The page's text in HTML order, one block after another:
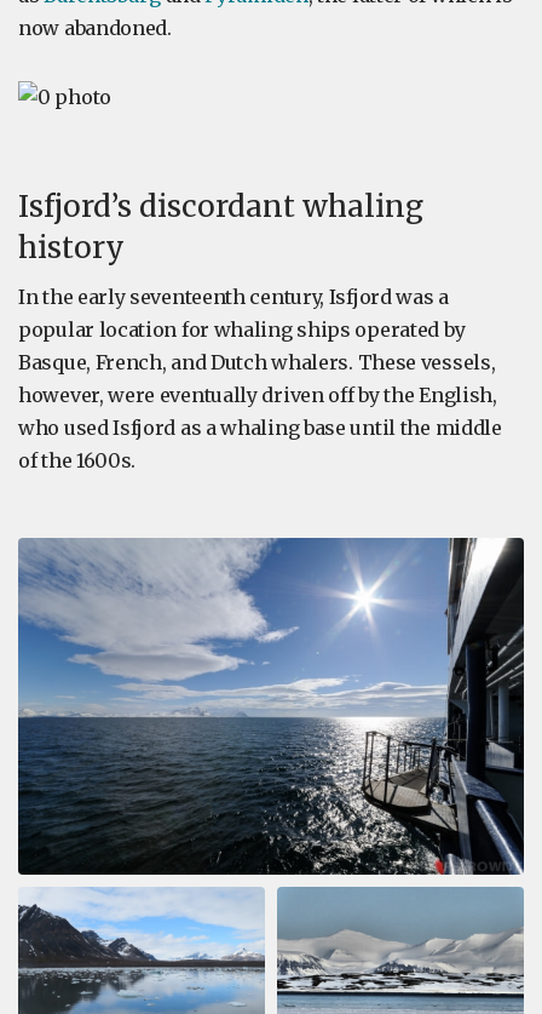
now abandoned.
Isfjord’s discordant whaling
history
In the early seventeenth century, Isfjord was a
popular location for whaling ships operated by
Basque, French, and Dutch whalers. These vessels,
however, were eventually driven off by the English,
who used Isfjord as a whaling base until the middle
of the 1600s.